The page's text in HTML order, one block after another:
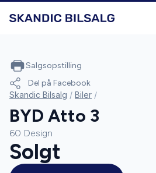
Salgsopstilling
Del på Facebook
Skandic Bilsalg / Biler /
BYD Atto 3
60 Design
Solgt